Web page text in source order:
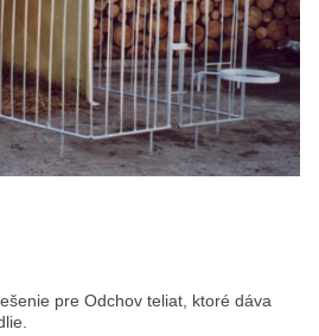
pre Odchov teliat, ktoré dáva